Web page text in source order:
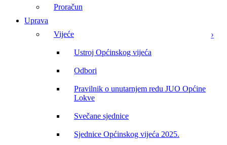
Proračun
Uprava
Vijeće
Ustroj Općinskog vijeća
Odbori
Pravilnik o unutarnjem redu JUO Općine
Lokve
Svečane sjednice
Sjednice Općinskog vijeća 2025.